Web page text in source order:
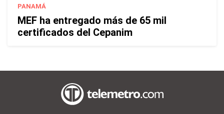
PANAMÁ
MEF ha entregado más de 65 mil
certificados del Cepanim